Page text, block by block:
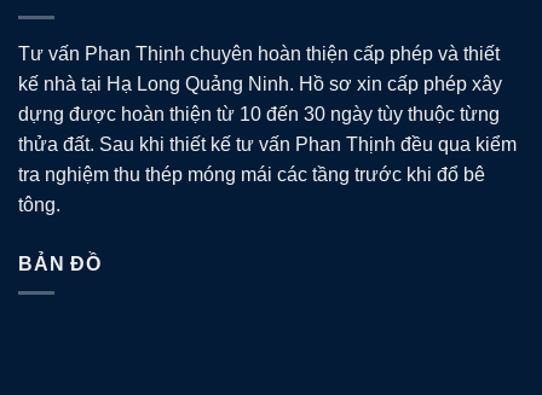
Tư vấn Phan Thịnh chuyên hoàn thiện cấp phép và thiết
kế nhà tại Hạ Long Quảng Ninh. Hồ sơ xin cấp phép xây
dựng được hoàn thiện từ 10 đến 30 ngày tùy thuộc từng
thửa đất. Sau khi thiết kế tư vấn Phan Thịnh đều qua kiểm
tra nghiệm thu thép móng mái các tầng trước khi đổ bê
tông.
BẢN ĐỒ